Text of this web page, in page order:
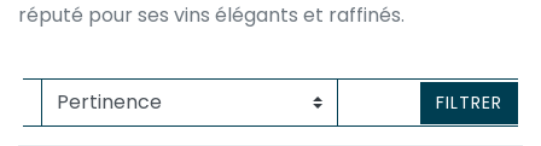
réputé pour ses vins élégants et raffinés.
FILTRER